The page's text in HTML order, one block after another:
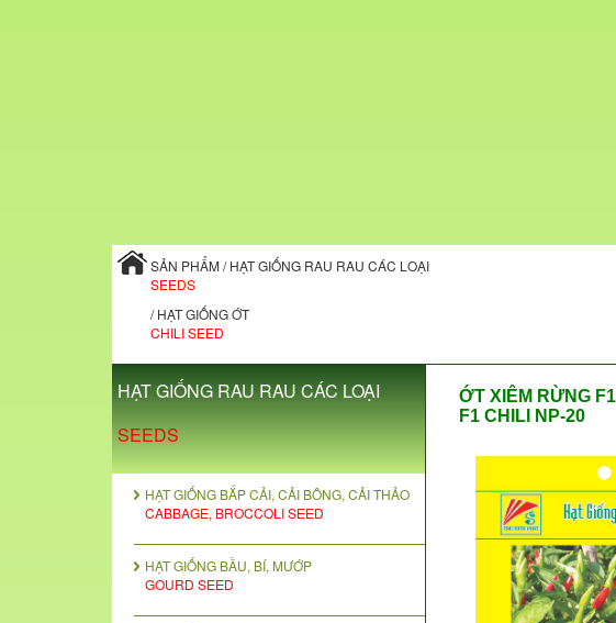
SẢN PHẨM / HẠT GIỐNG RAU RAU CÁC LOẠI
SEEDS
/ HẠT GIỐNG ỚT
CHILI SEED
HẠT GIỐNG RAU RAU CÁC LOẠI
SEEDS
HẠT GIỐNG BẮP CẢI, CẢI BÔNG, CẢI THẢO
CABBAGE, BROCCOLI SEED
HẠT GIỐNG BẦU, BÍ, MƯỚP
GOURD SEED
ỚT XIÊM RỪNG
F1 CHILI NP-20